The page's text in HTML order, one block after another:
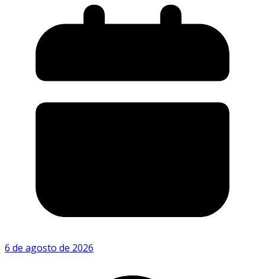
6 de agosto de 2026